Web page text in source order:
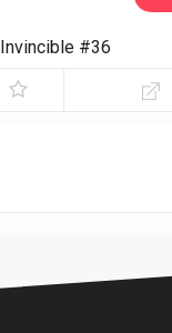
Invincible #36